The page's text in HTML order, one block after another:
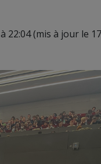
22:04 (mis à jour le